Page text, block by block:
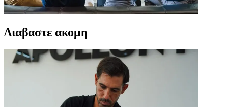
Διαβαστε ακομη